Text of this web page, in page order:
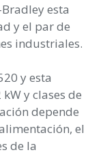
esta
y el par de
industriales.
y esta
y clases de
depende
el
de la